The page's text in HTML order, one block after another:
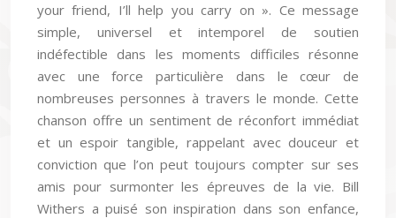
your friend, I’ll help you carry on ». Ce message
simple, universel et intemporel de soutien
indéfectible dans les moments difficiles résonne
avec une force particulière dans le cœur de
nombreuses personnes à travers le monde. Cette
chanson offre un sentiment de réconfort immédiat
et un espoir tangible, rappelant avec douceur et
conviction que l’on peut toujours compter sur ses
amis pour surmonter les épreuves de la vie. Bill
Withers a puisé son inspiration dans son enfance,